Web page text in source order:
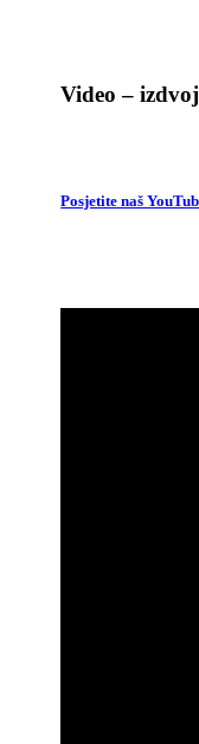
Video –
Posjetite naš